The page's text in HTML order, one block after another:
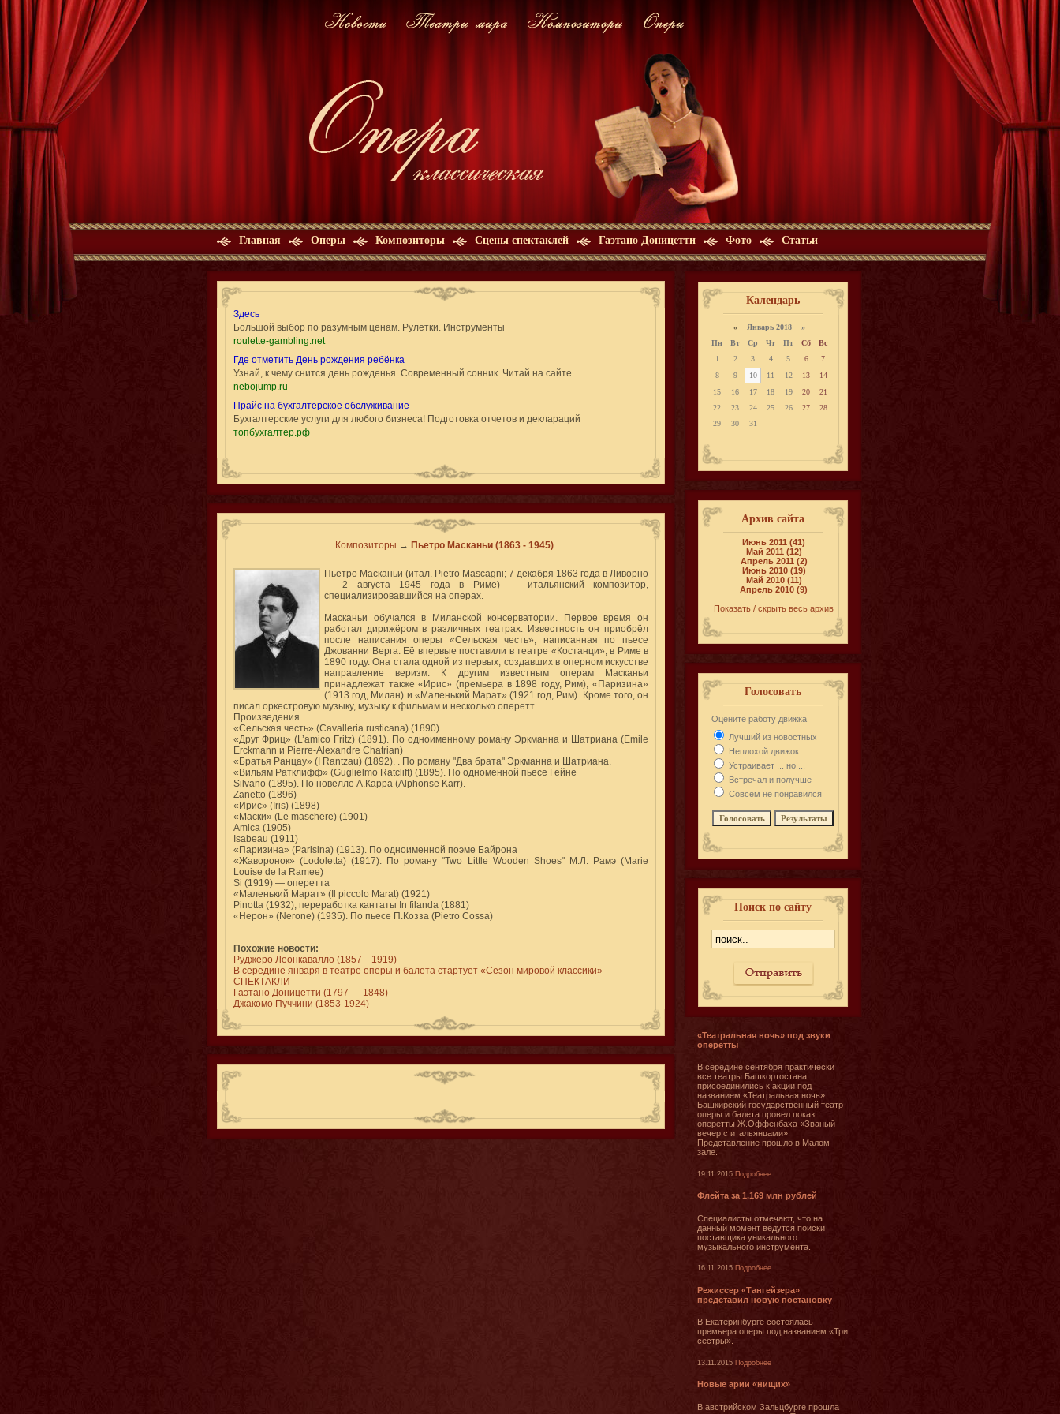
Главная Оперы Композиторы Сцены спектаклей Гаэтано Доницетти Фото Статьи
Здесь
Большой выбор по разумным ценам. Рулетки. Инструменты
roulette-gambling.net
Где отметить День рождения ребёнка
Узнай, к чему снится день рожденья. Современный сонник. Читай на сайте
nebojump.ru
Прайс на бухгалтерское обслуживание
Бухгалтерские услуги для любого бизнеса! Подготовка отчетов и деклараций
топбухгалтер.рф
Композиторы → Пьетро Масканьи (1863 - 1945)
Пьетро Масканьи (итал. Pietro Mascagni; 7 декабря 1863 года в Ливорно
— 2 августа 1945 года в Риме) — итальянский композитор,
специализировавшийся на операх.
Масканьи обучался в Миланской консерватории. Первое время он
работал дирижёром в различных театрах. Известность он приобрёл
после написания оперы «Сельская честь», написанная по пьесе
Джованни Верга. Её впервые поставили в театре «Костанци», в Риме в
1890 году. Она стала одной из первых, создавших в оперном искусстве
направление веризм. К другим известным операм Масканьи
принадлежат также «Ирис» (премьера в 1898 году, Рим), «Паризина»
(1913 год, Милан) и «Маленький Марат» (1921 год, Рим). Кроме того, он
писал оркестровую музыку, музыку к фильмам и несколько оперетт.
Произведения
«Сельская честь» (Cavalleria rusticana) (1890)
«Друг Фриц» (L’amico Fritz) (1891). По одноименному роману Эркманна и Шатриана (Emile
Erckmann и Pierre-Alexandre Chatrian)
«Братья Ранцау» (I Rantzau) (1892). . По роману "Два брата" Эркманна и Шатриана.
«Вильям Ратклифф» (Guglielmo Ratcliff) (1895). По одноменной пьесе Гейне
Silvano (1895). По новелле А.Карра (Alphonse Karr).
Zanetto (1896)
«Ирис» (Iris) (1898)
«Маски» (Le maschere) (1901)
Amica (1905)
Isabeau (1911)
«Паризина» (Parisina) (1913). По одноименной поэме Байрона
«Жаворонок» (Lodoletta) (1917). По роману "Two Little Wooden Shoes" М.Л. Рамэ (Marie
Louise de la Ramee)
Si (1919) — оперетта
«Маленький Марат» (Il piccolo Marat) (1921)
Pinotta (1932), переработка кантаты In filanda (1881)
«Нерон» (Nerone) (1935). По пьесе П.Козза (Pietro Cossa)
Похожие новости:
Руджеро Леонкавалло (1857—1919)
В середине января в театре оперы и балета стартует «Сезон мировой классики»
СПЕКТАКЛИ
Гаэтано Доницетти (1797 — 1848)
Джакомо Пуччини (1853-1924)
Календарь
« Январь 2018 »
Пн
Вт Ср Чт Пт Сб
Вс
1
2 3 4 5 6
7
8
9 10 11 12 13
14
15
16 17 18 19 20
21
22
23 24 25 26 27
28
29
30 31
Архив сайта
Июнь 2011 (41)
Май 2011 (12)
Апрель 2011 (2)
Июнь 2010 (19)
Май 2010 (11)
Апрель 2010 (9)
Показать / скрыть весь архив
Голосовать
Оцените работу движка
Лучший из новостных
Неплохой движок
Устраивает ... но ...
Встречал и получше
Совсем не понравился
Поиск по сайту
«Театральная ночь» под звуки
оперетты
В середине сентября практически
все театры Башкортостана
присоединились к акции под
названием «Театральная ночь».
Башкирский государственный театр
оперы и балета провел показ
оперетты Ж.Оффенбаха «Званый
вечер с итальянцами».
Представление прошло в Малом
зале.
19.11.2015 Подробнее
Флейта за 1,169 млн рублей
Специалисты отмечают, что на
данный момент ведутся поиски
поставщика уникального
музыкального инструмента.
16.11.2015 Подробнее
Режиссер «Тангейзера»
представил новую постановку
В Екатеринбурге состоялась
премьера оперы под названием «Три
сестры».
13.11.2015 Подробнее
Новые арии «нищих»
В австрийском Зальцбурге прошла